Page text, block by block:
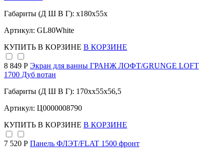
Габариты (Д Ш В Г): x180x55x
Артикул: GL80White
КУПИТЬ В КОРЗИНЕ В КОРЗИНЕ
8 849 Р Экран для ванны ГРАНЖ ЛОФТ/GRUNGE LOFT
1700 Дуб вотан
Габариты (Д Ш В Г): 170xx55x56,5
Артикул: Ц0000008790
КУПИТЬ В КОРЗИНЕ В КОРЗИНЕ
7 520 Р Панель ФЛЭТ/FLAT 1500 фронт